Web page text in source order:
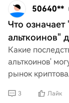
50640**
Что
альткоинов"
Какие
альткоинов'
рынок
повлиять на опер
3 Лайк